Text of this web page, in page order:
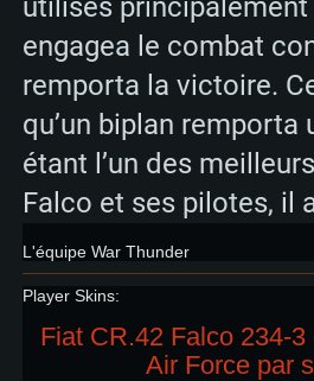
utilisés principalement
engagea le combat
remporta la victoire.
qu’un biplan
étant l’un des
Falco et ses pilotes, il
L'équipe War Thunder
Player Skins:
Fiat CR.42 Falco 234-
Air Force par